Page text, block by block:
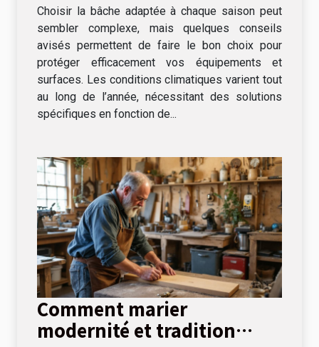
Choisir la bâche adaptée à chaque saison peut
sembler complexe, mais quelques conseils
avisés permettent de faire le bon choix pour
protéger efficacement vos équipements et
surfaces. Les conditions climatiques varient tout
au long de l’année, nécessitant des solutions
spécifiques en fonction de...
Comment marier
modernité et tradition